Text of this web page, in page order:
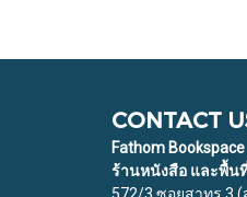
CONTACT
Fathom Bookspace
ร้านหนังสือ และพื้น